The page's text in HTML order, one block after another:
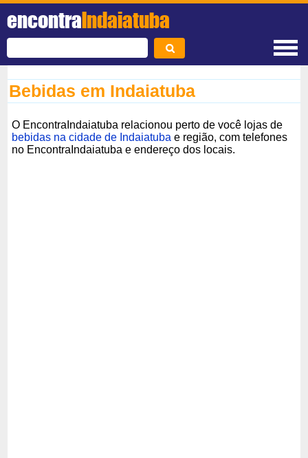
encontraIndaiatuba
Bebidas em Indaiatuba
O EncontraIndaiatuba relacionou perto de você lojas de
bebidas na cidade de Indaiatuba e região, com telefones
no EncontraIndaiatuba e endereço dos locais.